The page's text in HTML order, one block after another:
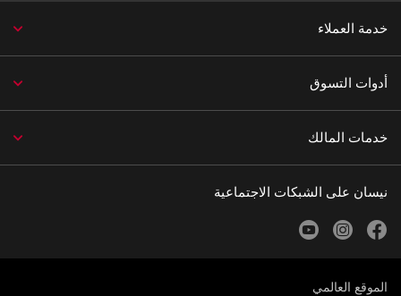
G
E
ع
خدمة العملاء
G
E
أدوات التسوق
G
د
خدمات المالك
نيسان على الشبكات الاجتماعية
facebook
instagram
الموقع العالمي